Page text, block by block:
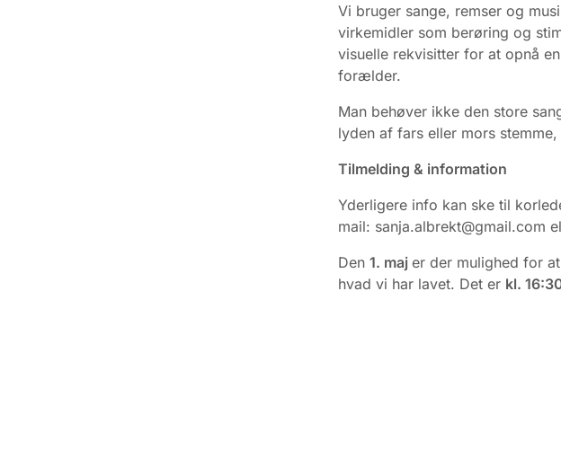
Vi bruger sange, remser og
virkemidler som berøring og
visuelle rekvisitter for at opnå
forælder.
Man behøver ikke den store
lyden af fars eller mors
Tilmelding & information
Yderligere info kan ske til
mail: sanja.albrekt@gmail.com
Den 1. maj er der mulighed for
hvad vi har lavet. Det er kl.